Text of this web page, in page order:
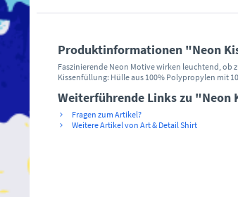
Produktinformationen "Neon
Faszinierende Neon Motive wirken leuchtend, ob
Kissenfüllung: Hülle aus 100% Polypropylen mit
Weiterführende Links zu "Neon
Fragen zum Artikel?
Weitere Artikel von Art & Detail Shirt